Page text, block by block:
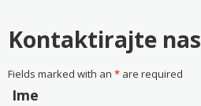
Kontaktirajte nas
Fields marked with an *are required
Ime